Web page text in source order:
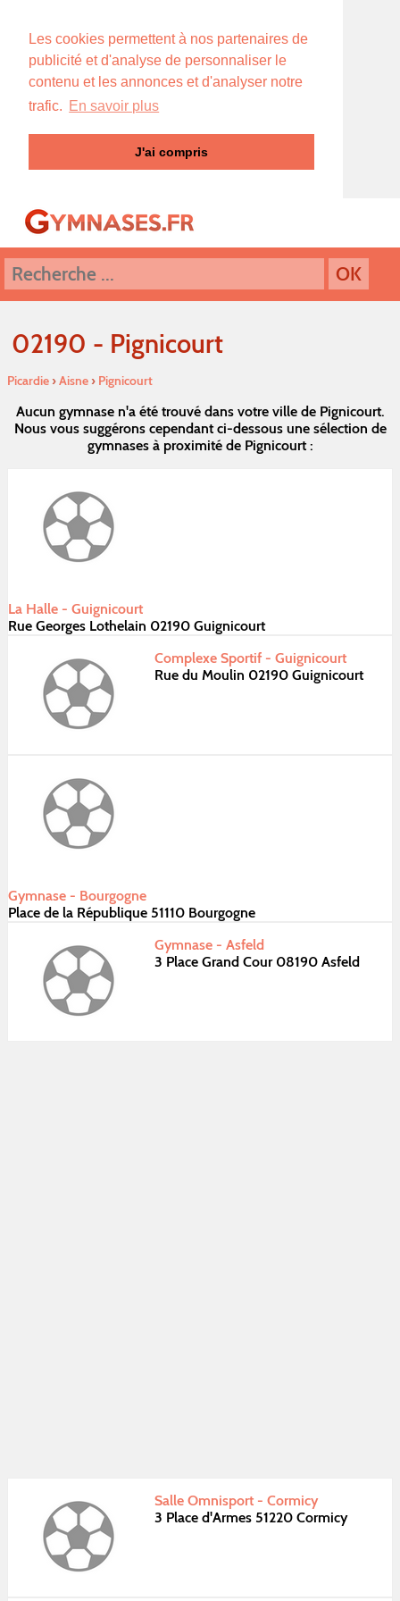
Les cookies permettent à nos partenaires de
publicité et d'analyse de personnaliser le
contenu et les annonces et d'analyser notre
trafic. En savoir plus
J'ai compris
02190 - Pignicourt
Picardie›Aisne› Pignicourt
Aucun gymnase n'a été trouvé dans votre ville de Pignicourt.
Nous vous suggérons cependant ci-dessous une sélection de
gymnases à proximité de Pignicourt :
La Halle - Guignicourt
Rue Georges Lothelain 02190 Guignicourt
Complexe Sportif - Guignicourt
Rue du Moulin 02190 Guignicourt
Gymnase - Bourgogne
Place de la République 51110 Bourgogne
Gymnase - Asfeld
3 Place Grand Cour 08190 Asfeld
Salle Omnisport - Cormicy
3 Place d'Armes 51220 Cormicy